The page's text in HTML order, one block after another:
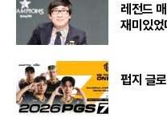
레전드
재미있
펍지 글